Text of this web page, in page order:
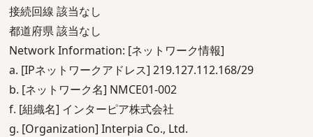
接続回線 該当なし
都道府県 該当なし
Network Information: [ネットワーク情報]
a. [IPネットワークアドレス] 219.127.112.168/29
b. [ネットワーク名] NMCE01-002
f. [組織名] インターピア株式会社
g. [Organization] Interpia Co., Ltd.